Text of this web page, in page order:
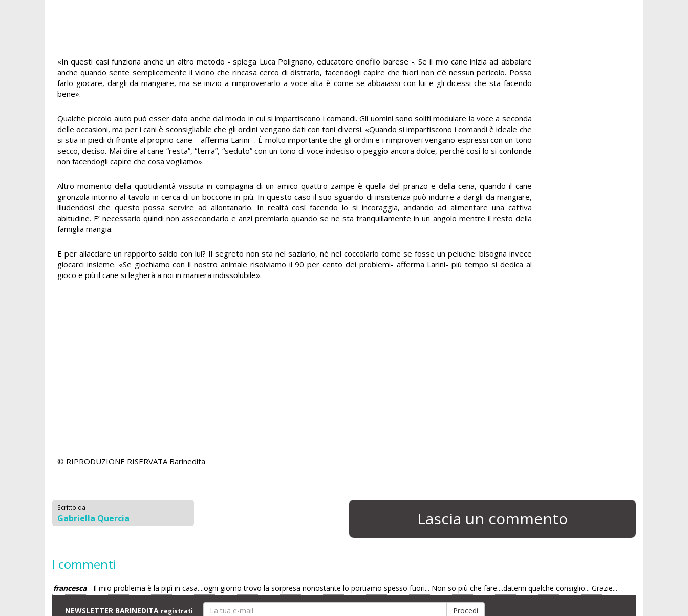
«In questi casi funziona anche un altro metodo - spiega Luca Polignano, educatore cinofilo barese -. Se il mio cane inizia ad abbaiare
anche quando sente semplicemente il vicino che rincasa cerco di distrarlo, facendogli capire che fuori non c’è nessun pericolo. Posso
farlo giocare, dargli da mangiare, ma se inizio a rimproverarlo a voce alta è come se abbaiassi con lui e gli dicessi che sta facendo
bene».
Qualche piccolo aiuto può esser dato anche dal modo in cui si impartiscono i comandi. Gli uomini sono soliti modulare la voce a seconda
delle occasioni, ma per i cani è sconsigliabile che gli ordini vengano dati con toni diversi. «Quando si impartiscono i comandi è ideale che
si stia in piedi di fronte al proprio cane – afferma Larini -. È molto importante che gli ordini e i rimproveri vengano espressi con un tono
secco, deciso. Mai dire al cane “resta”, “terra”, “seduto” con un tono di voce indeciso o peggio ancora dolce, perché così lo si confonde
non facendogli capire che cosa vogliamo».
Altro momento della quotidianità vissuta in compagnia di un amico quattro zampe è quella del pranzo e della cena, quando il cane
gironzola intorno al tavolo in cerca di un boccone in più. In questo caso il suo sguardo di insistenza può indurre a dargli da mangiare,
illudendosi che questo possa servire ad allontanarlo. In realtà così facendo lo si incoraggia, andando ad alimentare una cattiva
abitudine. E’ necessario quindi non assecondarlo e anzi premiarlo quando se ne sta tranquillamente in un angolo mentre il resto della
famiglia mangia.
E per allacciare un rapporto saldo con lui? Il segreto non sta nel saziarlo, né nel coccolarlo come se fosse un peluche: bisogna invece
giocarci insieme. «Se giochiamo con il nostro animale risolviamo il 90 per cento dei problemi- afferma Larini- più tempo si dedica al
gioco e più il cane si legherà a noi in maniera indissolubile».
© RIPRODUZIONE RISERVATA Barinedita
Scritto da
Gabriella Quercia Lascia un commento
I commenti
francesca- Il mio problema è la pipì in casa....ogni giorno trovo la sorpresa nonostante lo portiamo spesso fuori... Non so più che fare....datemi qualche consiglio... Grazie...
NEWSLETTER BARINEDITA registrati